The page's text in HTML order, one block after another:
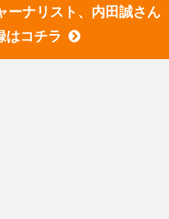
ーナリスト、内田誠さん
はコチラ